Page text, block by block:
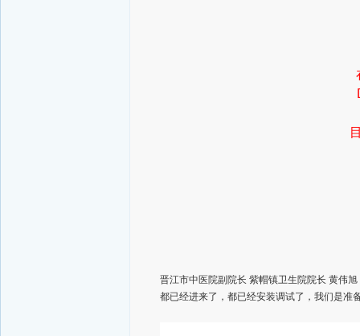
晋江市中医院副院长 紫帽镇卫生院院长 黄伟
都已经进来了，都已经安装调试了，我们是准